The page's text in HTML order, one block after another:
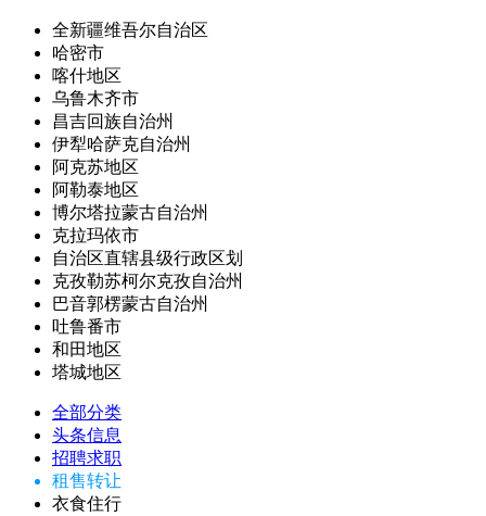
全新疆维吾尔自治区
哈密市
喀什地区
乌鲁木齐市
昌吉回族自治州
伊犁哈萨克自治州
阿克苏地区
阿勒泰地区
博尔塔拉蒙古自治州
克拉玛依市
自治区直辖县级行政区划
克孜勒苏柯尔克孜自治州
巴音郭楞蒙古自治州
吐鲁番市
和田地区
塔城地区
全部分类
头条信息
招聘求职
租售转让
衣食住行